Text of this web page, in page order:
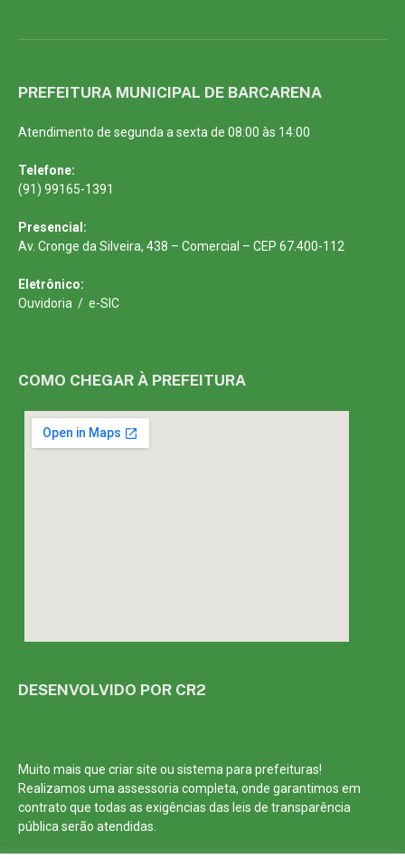
PREFEITURA MUNICIPAL DE BARCARENA
Atendimento de segunda a sexta de 08:00 às 14:00
Telefone:
(91) 99165-1391
Presencial:
Av. Cronge da Silveira, 438 – Comercial – CEP 67.400-112
Eletrônico:
Ouvidoria / e-SIC
COMO CHEGAR À PREFEITURA
DESENVOLVIDO POR CR2
Muito mais que criar site ou sistema para prefeituras!
Realizamos umaassessoriacompleta, onde garantimos em
contrato que todas as exigências das leis de transparência
públicaserão atendidas.